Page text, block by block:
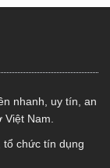
nhanh, uy tín, an
Nam.
tổ chức tín dụng